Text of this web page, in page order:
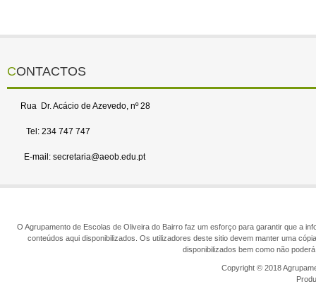
CONTACTOS
Rua Dr. Acácio de Azevedo, nº 28
Tel: 234 747 747
E-mail: secretaria@aeob.edu.pt
O Agrupamento de Escolas de Oliveira do Bairro faz um esforço para garantir que a
conteúdos aqui disponibilizados. Os utilizadores deste sitio devem manter uma
disponibilizados bem como não
Copyright © 2018